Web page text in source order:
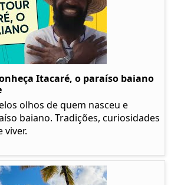
Itacaré, o paraíso baiano
olhos de quem nasceu e
baiano. Tradições, curiosidades
viver.